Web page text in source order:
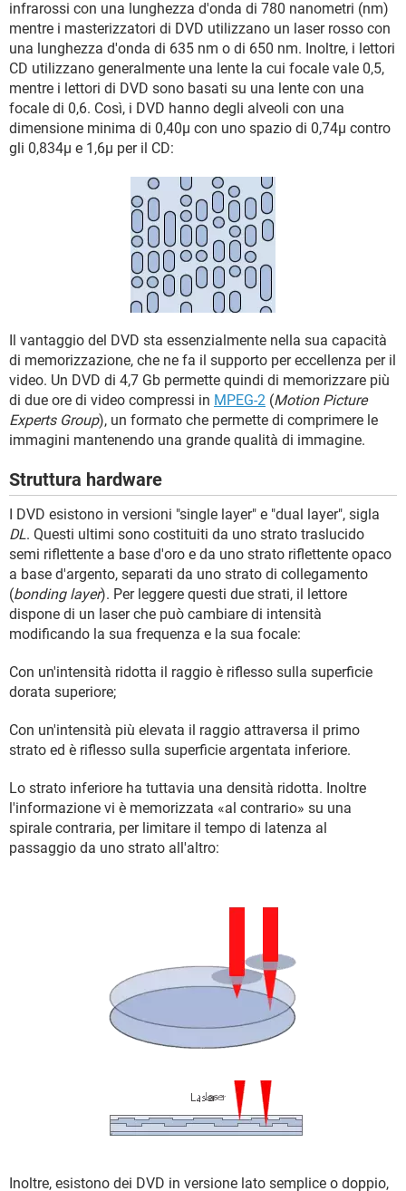
infrarossi con una lunghezza d'onda di 780 nanometri (nm)
mentre i masterizzatori di DVD utilizzano un laser rosso con
una lunghezza d'onda di 635 nm o di 650 nm. Inoltre, i lettori
CD utilizzano generalmente una lente la cui focale vale 0,5,
mentre i lettori di DVD sono basati su una lente con una
focale di 0,6. Così, i DVD hanno degli alveoli con una
dimensione minima di 0,40µ con uno spazio di 0,74µ contro
gli 0,834µ e 1,6µ per il CD:
Il vantaggio del DVD sta essenzialmente nella sua capacità
di memorizzazione, che ne fa il supporto per eccellenza per il
video. Un DVD di 4,7 Gb permette quindi di memorizzare più
di due ore di video compressi in MPEG-2 (Motion Picture
Experts Group), un formato che permette di comprimere le
immagini mantenendo una grande qualità di immagine.
Struttura hardware
I DVD esistono in versioni "single layer" e "dual layer", sigla
DL. Questi ultimi sono costituiti da uno strato traslucido
semi riflettente a base d'oro e da uno strato riflettente opaco
a base d'argento, separati da uno strato di collegamento
(bonding layer). Per leggere questi due strati, il lettore
dispone di un laser che può cambiare di intensità
modificando la sua frequenza e la sua focale:
Con un'intensità ridotta il raggio è riflesso sulla superficie
dorata superiore;
Con un'intensità più elevata il raggio attraversa il primo
strato ed è riflesso sulla superficie argentata inferiore.
Lo strato inferiore ha tuttavia una densità ridotta. Inoltre
l'informazione vi è memorizzata «al contrario» su una
spirale contraria, per limitare il tempo di latenza al
passaggio da uno strato all'altro:
Inoltre, esistono dei DVD in versione lato semplice o doppio,